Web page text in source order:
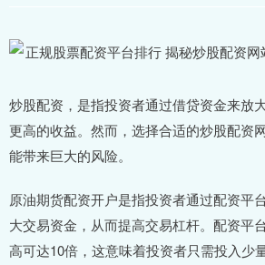
炒股配资，是指投资者通过借贷资金来放
更高的收益。然而，选择合适的炒股配资
能带来巨大的风险。
原油期货配资开户是指投资者通过配资平
大交易资金，从而提高交易杠杆。配资平
高可达10倍，这意味着投资者只需投入少